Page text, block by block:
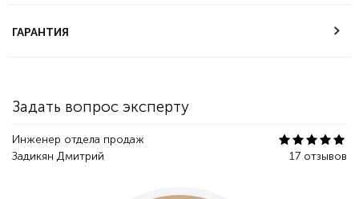
Задать вопрос эксперту
Инженер отдела продаж
Задикян Дмитрий
17 отзывов
ГАРАНТИЯ